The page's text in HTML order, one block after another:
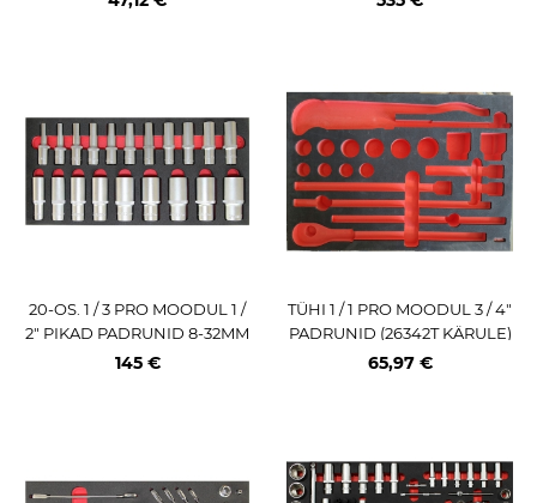
20-OS. 1 / 3 PRO MOODUL 1 /
2" PIKAD PADRUNID 8-32MM
TRIUMF
145 €
TÜHI 1 / 1 PRO MOODUL 3 / 4"
PADRUNID (26342T KÄRULE)
TRIUMF
65,97 €